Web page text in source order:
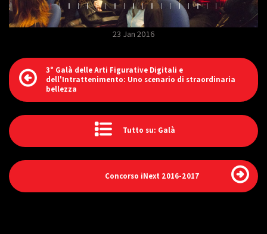
23 Jan 2016
3° Galà delle Arti Figurative Digitali e
dell'Intrattenimento: Uno scenario di straordinaria
bellezza
Tutto su: Galà
Concorso iNext 2016-2017